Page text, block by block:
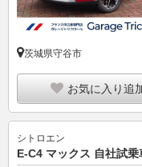
茨城県守谷市
お気に入り追
シトロエン
E-C4 マックス 自社試